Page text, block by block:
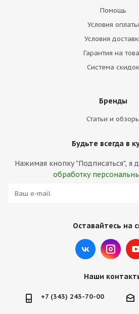
Помощь
Условия оплаты
Условия
Гарантия на
Система скидок
Бренды
Статьи и
Будьте всегда в
Нажимая кнопку "Подписаться", я
обработку
Оставайтесь на
Наши
+7 (343) 243-70-00